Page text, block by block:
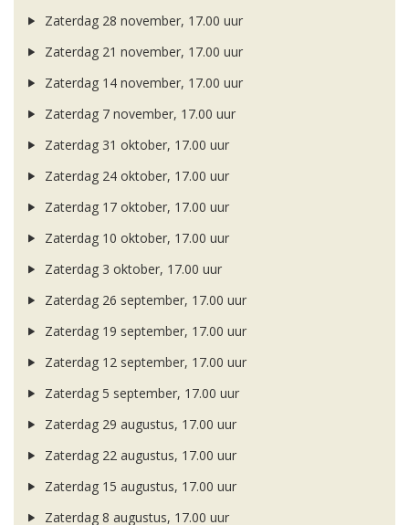
Zaterdag 28 november, 17.00 uur
Zaterdag 21 november, 17.00 uur
Zaterdag 14 november, 17.00 uur
Zaterdag 7 november, 17.00 uur
Zaterdag 31 oktober, 17.00 uur
Zaterdag 24 oktober, 17.00 uur
Zaterdag 17 oktober, 17.00 uur
Zaterdag 10 oktober, 17.00 uur
Zaterdag 3 oktober, 17.00 uur
Zaterdag 26 september, 17.00 uur
Zaterdag 19 september, 17.00 uur
Zaterdag 12 september, 17.00 uur
Zaterdag 5 september, 17.00 uur
Zaterdag 29 augustus, 17.00 uur
Zaterdag 22 augustus, 17.00 uur
Zaterdag 15 augustus, 17.00 uur
Zaterdag 8 augustus, 17.00 uur